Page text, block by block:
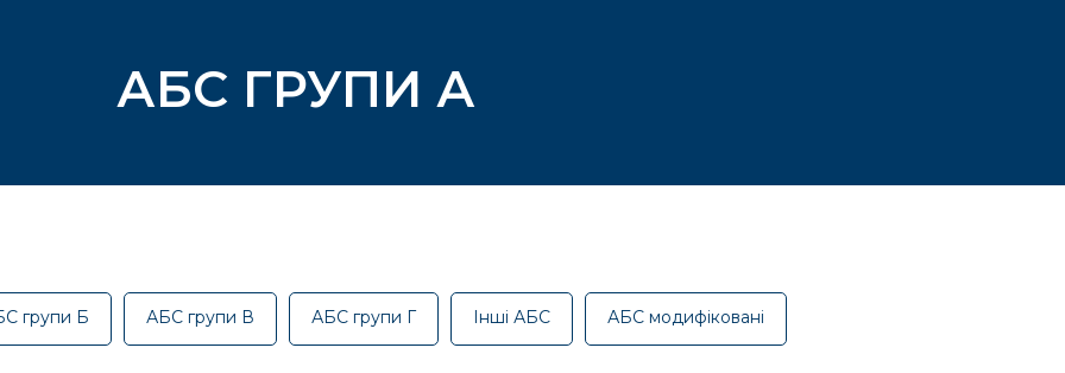
АБС ГРУПИ А
групи Б АБС групи В АБС групи Г Інші АБС АБС модифіковані